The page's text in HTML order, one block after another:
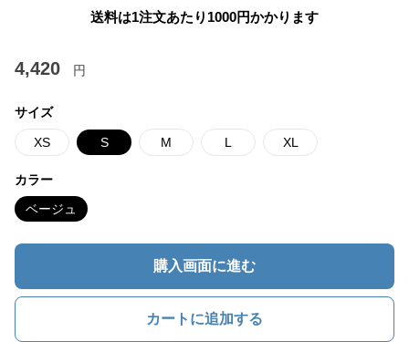
送料は1注文あたり 1000円かかります
4,420 円
サイズ
XS S M L XL
カラー
ベージュ
購入画面に進む
カートに追加する